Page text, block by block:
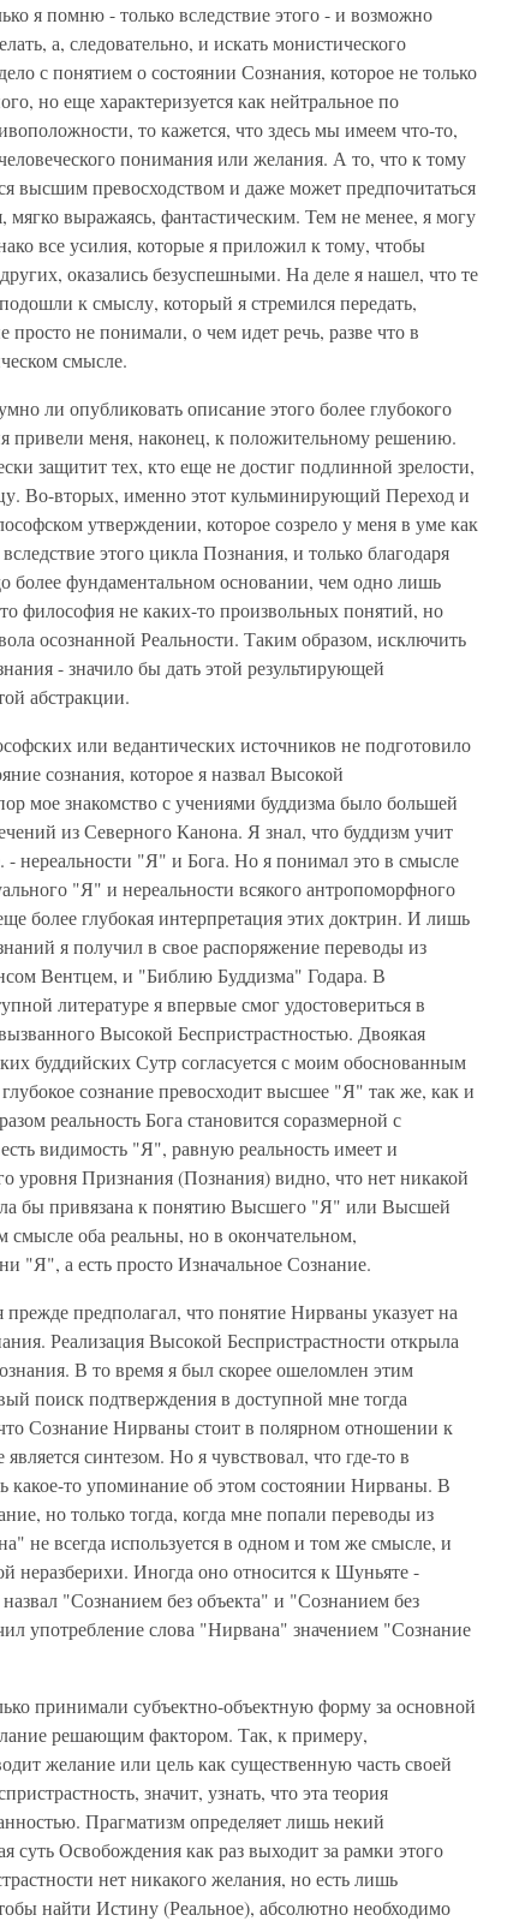
я помню - только вследствие этого - и возможно
а, следовательно, и искать монистического
с понятием о состоянии Сознания, которое не только
но еще характеризуется как нейтральное по
то кажется, что здесь мы имеем что-то,
понимания или желания. А то, что к тому
высшим превосходством и даже может предпочитаться
мягко выражаясь, фантастическим. Тем не менее, я могу
все усилия, которые я приложил к тому, чтобы
оказались безуспешными. На деле я нашел, что те
к смыслу, который я стремился передать,
не понимали, о чем идет речь, разве что в
смысле.
ли опубликовать описание этого более глубокого
привели меня, наконец, к положительному решению.
защитит тех, кто еще не достиг подлинной зрелости,
Во-вторых, именно этот кульминирующий Переход и
утверждении, которое созрело у меня в уме как
этого цикла Познания, и только благодаря
более фундаментальном основании, чем одно лишь
философия не каких-то произвольных понятий, но
осознанной Реальности. Таким образом, исключить
- значило бы дать этой результирующей
абстракции.
или ведантических источников не подготовило
сознания, которое я назвал Высокой
мое знакомство с учениями буддизма было большей
из Северного Канона. Я знал, что буддизм учит
- нереальности "Я" и Бога. Но я понимал это в смысле
"Я" и нереальности всякого антропоморфного
более глубокая интерпретация этих доктрин. И лишь
я получил в свое распоряжение переводы из
Вентцем, и "Библию Буддизма" Годара. В
литературе я впервые смог удостовериться в
Высокой Беспристрастностью. Двоякая
буддийских Сутр согласуется с моим обоснованным
сознание превосходит высшее "Я" так же, как и
реальность Бога становится соразмерной с
видимость "Я", равную реальность имеет и
уровня Признания (Познания) видно, что нет никакой
бы привязана к понятию Высшего "Я" или Высшей
оба реальны, но в окончательном,
"Я", а есть просто Изначальное Сознание.
предполагал, что понятие Нирваны указует на
Реализация Высокой Беспристрастности открыла
В то время я был скорее ошеломлен этим
поиск подтверждения в доступной мне тогда
Сознание Нирваны стоит в полярном отношении к
синтезом. Но я чувствовал, что где-то в
какое-то упоминание об этом состоянии Нирваны. В
но только тогда, когда мне попали переводы из
не всегда используется в одном и том же смысле, и
неразберихи. Иногда оно относится к Шуньяте -
"Сознанием без объекта" и "Сознанием без
употребление слова "Нирвана" значением "Сознание
принимали субъектно-объектную форму за основной
решающим фактором. Так, к примеру,
желание или цель как существенную часть своей
значит, узнать, что эта теория
Прагматизм определяет лишь некий
суть Освобождения как раз выходит за рамки этого
нет никакого желания, но есть лишь
найти Истину (Реальное), абсолютно необходимо